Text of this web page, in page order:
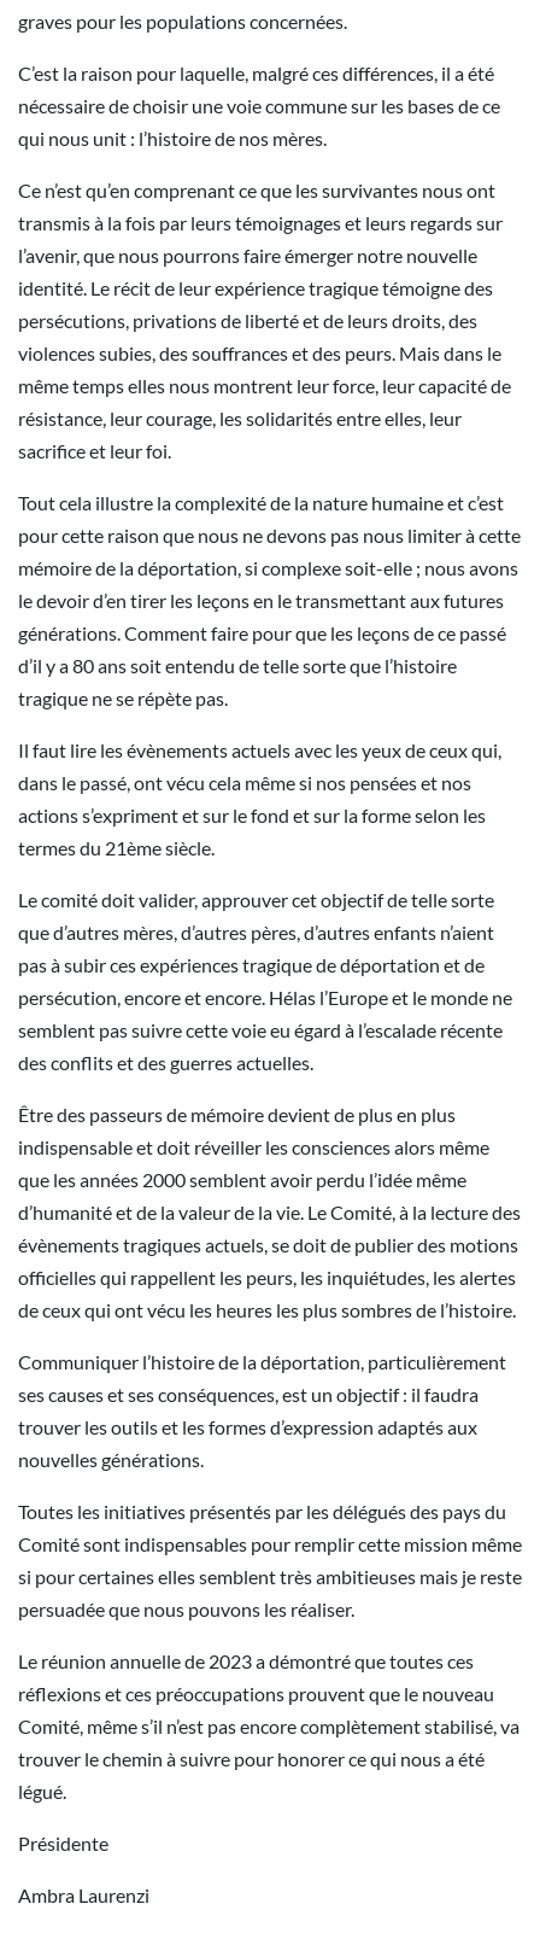
graves pour les populations concernées.
C’est la raison pour laquelle, malgré ces différences, il a été
nécessaire de choisir une voie commune sur les bases de ce
qui nous unit : l’histoire de nos mères.
Ce n’est qu’en comprenant ce que les survivantes nous ont
transmis à la fois par leurs témoignages et leurs regards sur
l’avenir, que nous pourrons faire émerger notre nouvelle
identité. Le récit de leur expérience tragique témoigne des
persécutions, privations de liberté et de leurs droits, des
violences subies, des souffrances et des peurs. Mais dans le
même temps elles nous montrent leur force, leur capacité de
résistance, leur courage, les solidarités entre elles, leur
sacrifice et leur foi.
Tout cela illustre la complexité de la nature humaine et c’est
pour cette raison que nous ne devons pas nous limiter à cette
mémoire de la déportation, si complexe soit-elle ; nous avons
le devoir d’en tirer les leçons en le transmettant aux futures
générations. Comment faire pour que les leçons de ce passé
d’il y a 80 ans soit entendu de telle sorte que l’histoire
tragique ne se répète pas.
Il faut lire les évènements actuels avec les yeux de ceux qui,
dans le passé, ont vécu cela même si nos pensées et nos
actions s’expriment et sur le fond et sur la forme selon les
termes du 21ème siècle.
Le comité doit valider, approuver cet objectif de telle sorte
que d’autres mères, d’autres pères, d’autres enfants n’aient
pas à subir ces expériences tragique de déportation et de
persécution, encore et encore. Hélas l’Europe et le monde ne
semblent pas suivre cette voie eu égard à l’escalade récente
des conflits et des guerres actuelles.
Être des passeurs de mémoire devient de plus en plus
indispensable et doit réveiller les consciences alors même
que les années 2000 semblent avoir perdu l’idée même
d’humanité et de la valeur de la vie. Le Comité, à la lecture des
évènements tragiques actuels, se doit de publier des motions
officielles qui rappellent les peurs, les inquiétudes, les alertes
de ceux qui ont vécu les heures les plus sombres de l’histoire.
Communiquer l’histoire de la déportation, particulièrement
ses causes et ses conséquences, est un objectif : il faudra
trouver les outils et les formes d’expression adaptés aux
nouvelles générations.
Toutes les initiatives présentés par les délégués des pays du
Comité sont indispensables pour remplir cette mission même
si pour certaines elles semblent très ambitieuses mais je reste
persuadée que nous pouvons les réaliser.
Le réunion annuelle de 2023 a démontré que toutes ces
réflexions et ces préoccupations prouvent que le nouveau
Comité, même s’il n’est pas encore complètement stabilisé, va
trouver le chemin à suivre pour honorer ce qui nous a été
légué.
Présidente
Ambra Laurenzi